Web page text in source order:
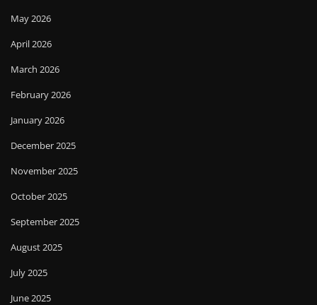
May 2026
April 2026
March 2026
February 2026
January 2026
December 2025
November 2025
October 2025
September 2025
August 2025
July 2025
June 2025